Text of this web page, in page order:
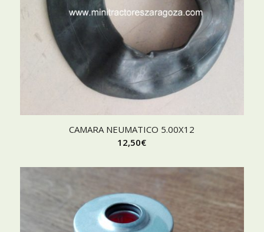
CAMARA NEUMATICO 5.00X12
12,50€